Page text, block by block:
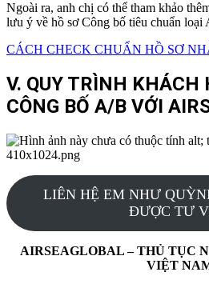
Ngoài ra, anh chị có thể tham khảo
lưu ý về hồ sơ Công bố tiêu chuẩn loại
CÁCH CHECK CHUẨN HỒ SƠ
V. QUY TRÌNH KHÁCH
CÔNG BỐ A/B VỚI
LIÊN HỆ EM NHƯ
ĐƯỢC TƯ
AIRSEAGLOBAL – THỦ TỤC
VIỆT